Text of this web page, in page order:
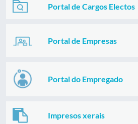
Portal de Cargos Electos
Portal de Empresas
Portal do Empregado
Impresos xerais